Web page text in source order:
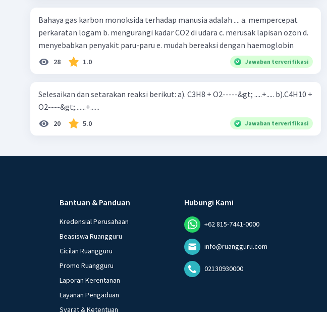
Bahaya gas karbon monoksida terhadap manusia adalah .... a. mempercepat
perkaratan logam b. mengurangi kadar CO2 di udara c. merusak lapisan ozon d.
menyebabkan penyakit paru-paru e. mudah bereaksi dengan haemoglobin
28 1.0 Jawaban terverifikasi
Selesaikan dan setarakan reaksi berikut: a). C3H8 + O2-----&gt; .....+..... b).C4H10 +
O2----&gt;.......+......
20 5.0 Jawaban terverifikasi
Bantuan & Panduan
Kredensial Perusahaan
Beasiswa Ruangguru
Cicilan Ruangguru
Promo Ruangguru
Laporan Kerentanan
Layanan Pengaduan
Syarat & Ketentuan
Hubungi Kami
+62 815-7441-0000
info@ruangguru.com
02130930000